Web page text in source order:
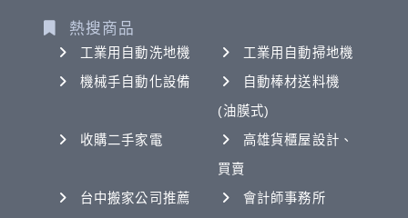
熱搜商品
工業用自動洗地機
工業用自動掃地機
機械手自動化設備
自動棒材送料機
(油膜式)
收購二手家電
高雄貨櫃屋設計、
買賣
台中搬家公司推薦
會計師事務所